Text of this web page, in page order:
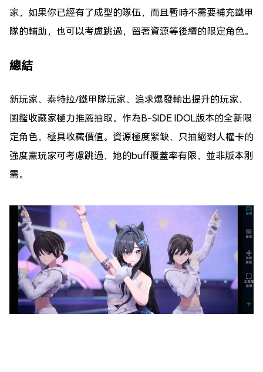
家，如果你已經有了成型的隊伍，而且暫時不需要補充鐵甲
隊的輔助，也可以考慮跳過，留著資源等後續的限定角色。
總結
新玩家、泰特拉/鐵甲隊玩家、追求爆發輸出提升的玩家、
圖鑑收藏家極力推薦抽取。作為B-SIDE IDOL版本的全新限
定角色，極具收藏價值。資源極度緊缺、只抽絕對人權卡的
強度黨玩家可考慮跳過，她的buff覆蓋率有限，並非版本刚
需。